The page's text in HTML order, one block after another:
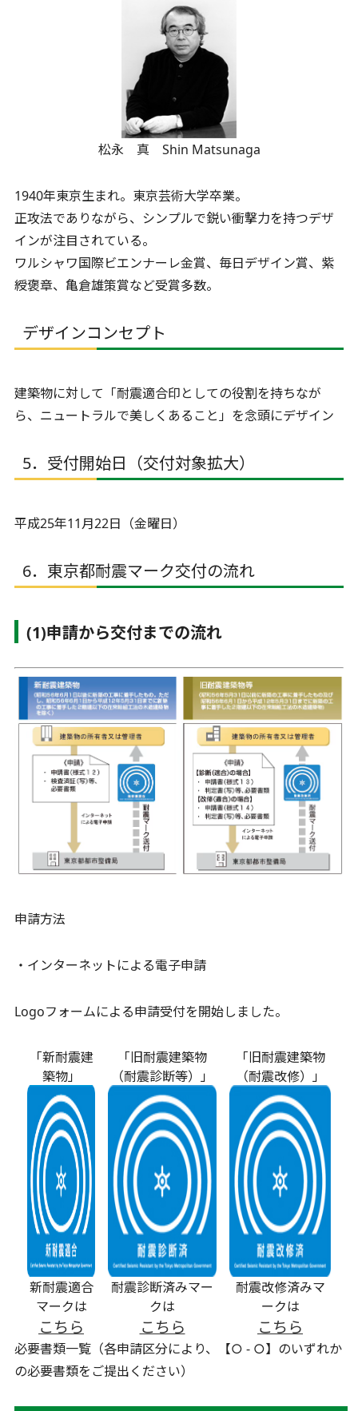
松永 真 Shin Matsunaga
1940年東京生まれ。東京芸術大学卒業。
正攻法でありながら、シンプルで鋭い衝撃力を持つデザ
インが注目されている。
ワルシャワ国際ビエンナーレ金賞、毎日デザイン賞、紫
綬褒章、亀倉雄策賞など受賞多数。
デザインコンセプト
建築物に対して「耐震適合印としての役割を持ちなが
ら、ニュートラルで美しくあること」を念頭にデザイン
5．受付開始日（交付対象拡大）
平成25年11月22日（金曜日）
6．東京都耐震マーク交付の流れ
(1)申請から交付までの流れ
申請方法
・インターネットによる電子申請
Logoフォームによる申請受付を開始しました。
「新耐震建
築物」
新耐震適合
マークは
こちら
「旧耐震建築物
（耐震診断等）」
耐震診断済みマー
クは
こちら
「旧耐震建築物
（耐震改修）」
耐震改修済みマ
ークは
こちら
必要書類一覧（各申請区分により、【○ - ○】のいずれか
の必要書類をご提出ください）